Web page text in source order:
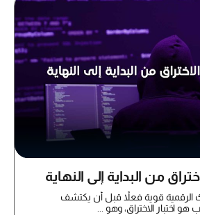
من البداية إلى النهاية
الرقمية قوية فعلاً قبل أن يكتشف
هو اختبار الاختراق، وهو ...